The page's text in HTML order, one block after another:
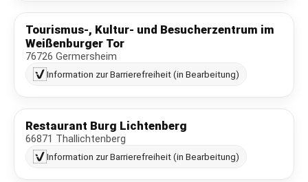
Tourismus-, Kultur- und Besucherzentrum im
Weißenburger Tor
76726 Germersheim
Information zur Barrierefreiheit (in Bearbeitung)
Restaurant Burg Lichtenberg
66871 Thallichtenberg
Information zur Barrierefreiheit (in Bearbeitung)